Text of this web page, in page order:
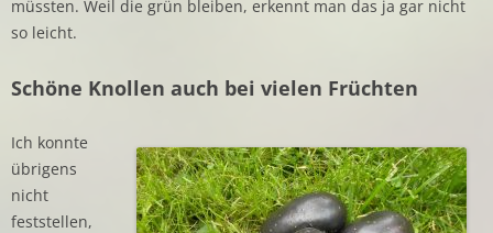
müssten. Weil die grün bleiben, erkennt man das ja gar nicht
so leicht.
Schöne Knollen auch bei vielen Früchten
Ich konnte
übrigens
nicht
feststellen,